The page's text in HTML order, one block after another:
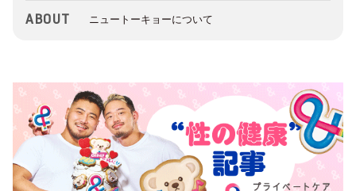
ABOUT ニュートーキョーについて